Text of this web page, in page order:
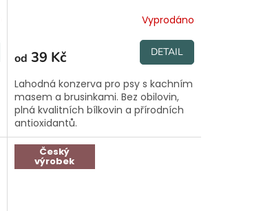
Vyprodáno
od 39 Kč DETAIL
Lahodná konzerva pro psy s kachním
masem a brusinkami. Bez obilovin,
plná kvalitních bílkovin a přírodních
antioxidantů.
Český
výrobek